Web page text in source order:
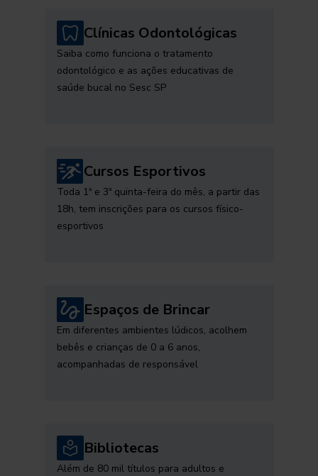
Clínicas Odontológicas
Saiba como funciona o tratamento
odontológico e as ações educativas de
saúde bucal no Sesc SP
Cursos Esportivos
Toda 1ª e 3ª quinta-feira do mês, a partir das
18h, tem inscrições para os cursos físico-
esportivos
Espaços de Brincar
Em diferentes ambientes lúdicos, acolhem
bebês e crianças de 0 a 6 anos,
acompanhadas de responsável
Bibliotecas
Além de 80 mil títulos para adultos e